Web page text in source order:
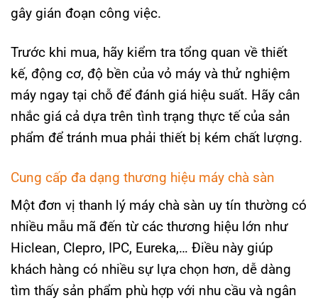
gây gián đoạn công việc.
Trước khi mua, hãy kiểm tra tổng quan về thiết
kế, động cơ, độ bền của vỏ máy và thử nghiệm
máy ngay tại chỗ để đánh giá hiệu suất. Hãy cân
nhắc giá cả dựa trên tình trạng thực tế của sản
phẩm để tránh mua phải thiết bị kém chất lượng.
Cung cấp đa dạng thương hiệu máy chà sàn
Một đơn vị thanh lý máy chà sàn uy tín thường có
nhiều mẫu mã đến từ các thương hiệu lớn như
Hiclean, Clepro, IPC, Eureka,… Điều này giúp
khách hàng có nhiều sự lựa chọn hơn, dễ dàng
tìm thấy sản phẩm phù hợp với nhu cầu và ngân